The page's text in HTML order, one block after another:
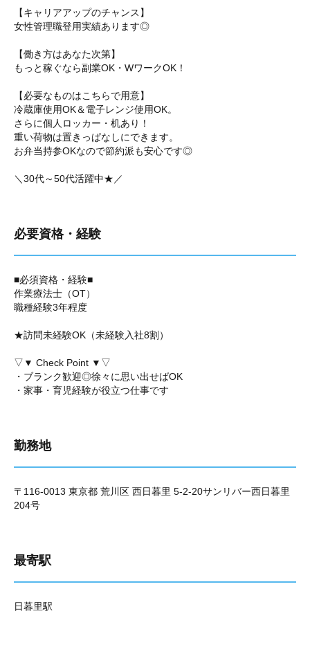
【キャリアアップのチャンス】
女性管理職登用実績あります◎
【働き方はあなた次第】
もっと稼ぐなら副業OK・WワークOK！
【必要なものはこちらで用意】
冷蔵庫使用OK＆電子レンジ使用OK。
さらに個人ロッカー・机あり！
重い荷物は置きっぱなしにできます。
お弁当持参OKなので節約派も安心です◎
＼30代～50代活躍中★／
必要資格・経験
■必須資格・経験■
作業療法士（OT）
職種経験3年程度
★訪問未経験OK（未経験入社8割）
▽▼ Check Point ▼▽
・ブランク歓迎◎徐々に思い出せばOK
・家事・育児経験が役立つ仕事です
勤務地
〒116-0013 東京都 荒川区 西日暮里 5-2-20サンリバー西日暮里
204号
最寄駅
日暮里駅